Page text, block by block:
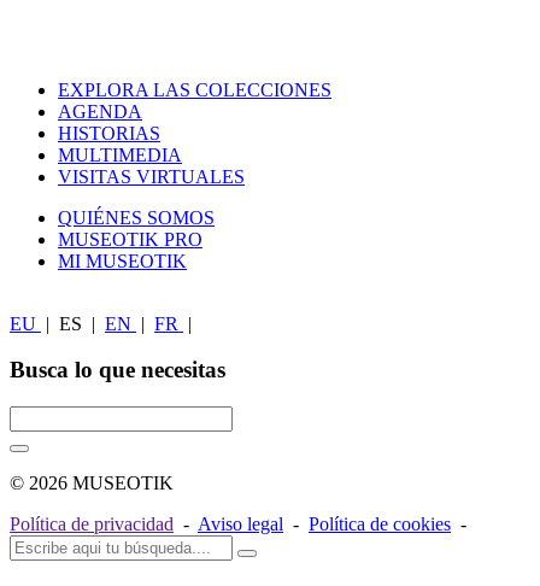
EXPLORA LAS COLECCIONES
AGENDA
HISTORIAS
MULTIMEDIA
VISITAS VIRTUALES
QUIÉNES SOMOS
MUSEOTIK PRO
MI MUSEOTIK
EU | ES | EN | FR |
Busca lo que necesitas
© 2026 MUSEOTIK
Política de privacidad - Aviso legal - Política de cookies -